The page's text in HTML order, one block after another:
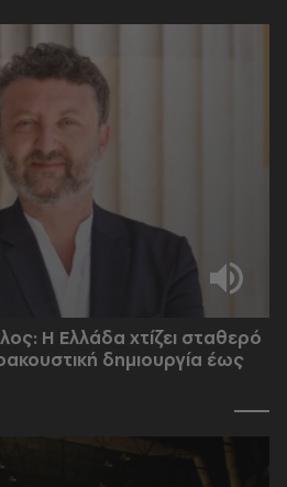
Η Ελλάδα χτίζει σταθερό
δημιουργία έως